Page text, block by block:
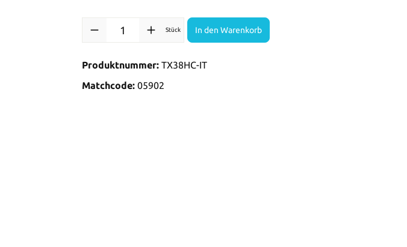
Produkt Anzahl: Gib den gewünschten Wert ein oder benutze die
Stück In den Warenkorb
Produktnummer: TX38HC-IT
Matchcode: 05902